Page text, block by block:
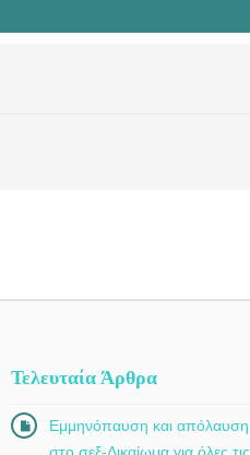
Τελευταία Άρθρα
Εμμηνόπαυση και απόλαυση